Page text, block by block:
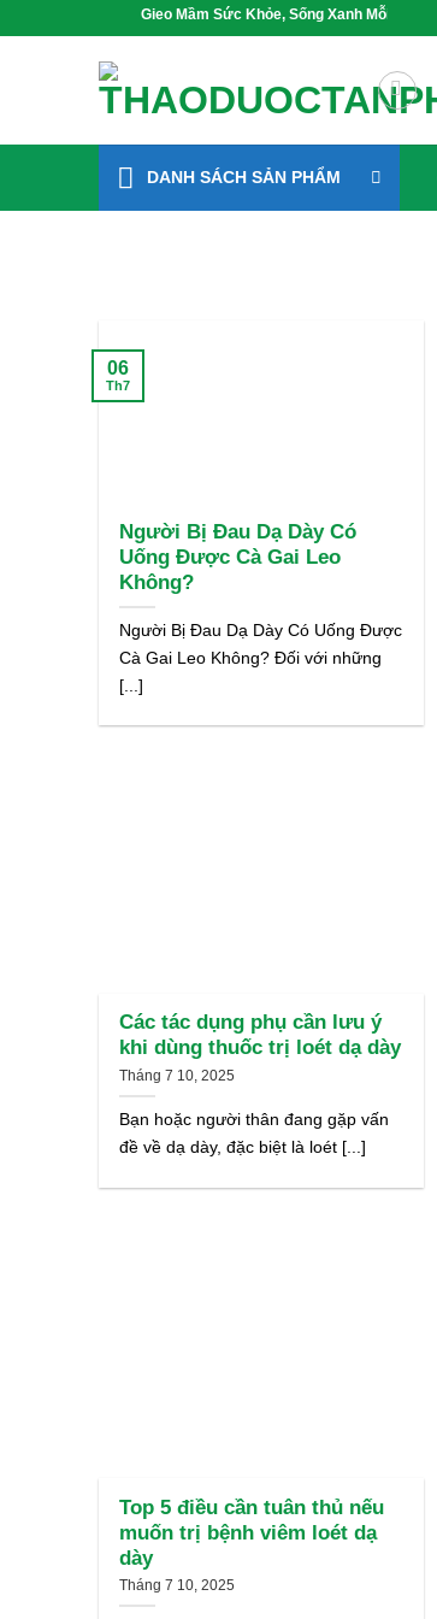
Gieo Mầm Sức Khỏe, Sống Xanh Mỗi Ngày
DANH SÁCH SẢN PHẨM
Người Bị Đau Dạ Dày Có
Uống Được Cà Gai Leo
Không?
Người Bị Đau Dạ Dày Có Uống Được
Cà Gai Leo Không? Đối với những
[...]
06
Th7
Các tác dụng phụ cần lưu ý
khi dùng thuốc trị loét dạ dày
Tháng 7 10, 2025
Bạn hoặc người thân đang gặp vấn
đề về dạ dày, đặc biệt là loét [...]
Top 5 điều cần tuân thủ nếu
muốn trị bệnh viêm loét dạ
dày
Tháng 7 10, 2025